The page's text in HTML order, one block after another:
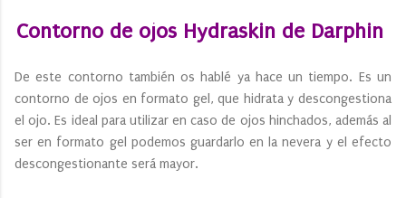
Contorno de ojos Hydraskin de Darphin
De este contorno también os hablé ya hace un tiempo. Es un
contorno de ojos en formato gel, que hidrata y descongestiona
el ojo. Es ideal para utilizar en caso de ojos hinchados, además al
ser en formato gel podemos guardarlo en la nevera y el efecto
descongestionante será mayor.